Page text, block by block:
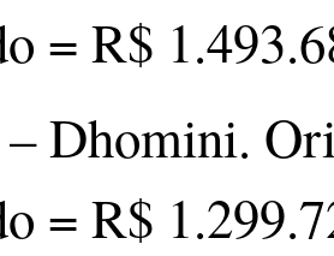
= R$
Dhomini.
= R$